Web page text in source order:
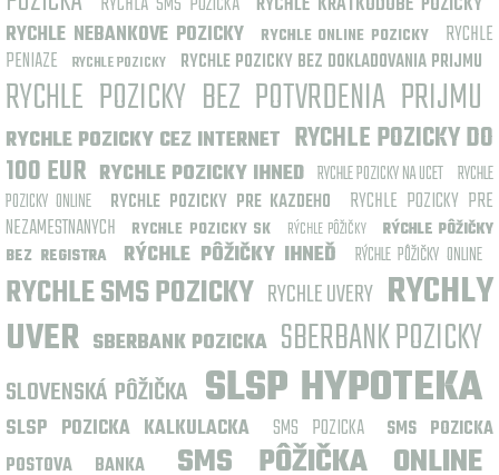
RYCHLE NEBANKOVE POZICKY
RYCHLE ONLINE POZICKY
RYCHLE
PENIAZE
RYCHLE POZICKY RYCHLE POZICKY BEZ DOKLADOVANIA PRIJMU
RYCHLE POZICKY BEZ POTVRDENIA PRIJMU
RYCHLE POZICKY CEZ INTERNET RYCHLE POZICKY DO
100 EUR RYCHLE POZICKY IHNED RYCHLE POZICKY NA UCET RYCHLE
POZICKY ONLINE
RYCHLE POZICKY PRE KAZDEHO
RYCHLE POZICKY PRE
NEZAMESTNANYCH
RYCHLE POZICKY SK RÝCHLE PÔŽIČKY
RÝCHLE PÔŽIČKY
BEZ REGISTRA
RÝCHLE PÔŽIČKY IHNEĎ RÝCHLE PÔŽIČKY ONLINE
RYCHLE SMS POZICKY RYCHLE UVERY RYCHLY
UVER SBERBANK POZICKA SBERBANK POZICKY
SLOVENSKÁ PÔŽIČKA SLSP HYPOTEKA
SLSP POZICKA KALKULACKA SMS POZICKA
SMS POZICKA
POSTOVA BANKA
SMS PÔŽIČKA ONLINE